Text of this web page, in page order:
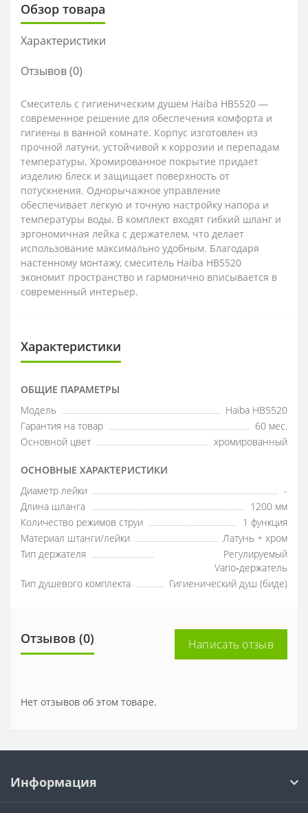
Обзор товара
Характеристики
Отзывов (0)
Смеситель с гигиеническим душем Haiba HB5520 —
современное решение для обеспечения комфорта и
гигиены в ванной комнате. Корпус изготовлен из
прочной латуни, устойчивой к коррозии и перепадам
температуры. Хромированное покрытие придает
изделию блеск и защищает поверхность от
потускнения. Однорычажное управление
обеспечивает легкую и точную настройку напора и
температуры воды. В комплект входят гибкий шланг и
эргономичная лейка с держателем, что делает
использование максимально удобным. Благодаря
настенному монтажу, смеситель Haiba HB5520
экономит пространство и гармонично вписывается в
современный интерьер.
Характеристики
ОБЩИЕ ПАРАМЕТРЫ
Модель
Haiba HB5520
Гарантия на товар
60 мес.
Основной цвет
хромированный
ОСНОВНЫЕ ХАРАКТЕРИСТИКИ
Диаметр лейки
-
Длина шланга
1200 мм
Количество режимов струи
1 функция
Материал штанги/лейки
Латунь + хром
Тип держателя
Регулируемый
Vario‑держатель
Тип душевого комплекта
Гигиенический душ (биде)
Отзывов (0) Написать отзыв
Нет отзывов об этом товаре.
Информация